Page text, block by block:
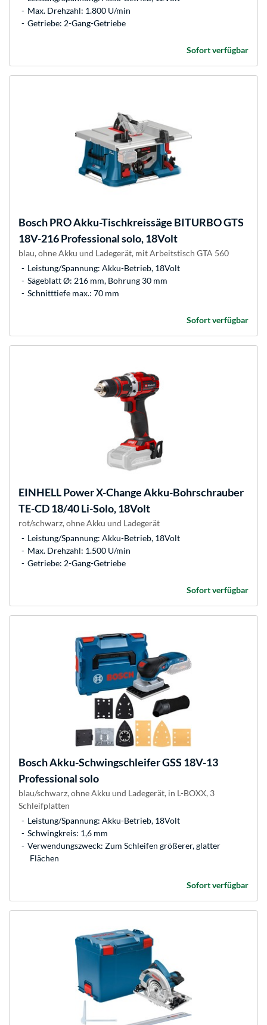
Max. Drehzahl: 1.800 U/min
Getriebe: 2-Gang-Getriebe
Sofort verfügbar
BoschPRO Akku-Tischkreissäge BITURBO GTS
18V-216 Professional solo, 18Volt
blau, ohne Akku und Ladegerät, mit Arbeitstisch GTA 560
Leistung/Spannung: Akku-Betrieb, 18Volt
Sägeblatt Ø: 216 mm, Bohrung 30 mm
Schnitttiefe max.: 70 mm
Sofort verfügbar
EINHELLPower X-Change Akku-Bohrschrauber
TE-CD 18/40 Li-Solo, 18Volt
rot/schwarz, ohne Akku und Ladegerät
Leistung/Spannung: Akku-Betrieb, 18Volt
Max. Drehzahl: 1.500 U/min
Getriebe: 2-Gang-Getriebe
Sofort verfügbar
BoschAkku-Schwingschleifer GSS 18V-13
Professional solo
blau/schwarz, ohne Akku und Ladegerät, in L-BOXX, 3
Schleifplatten
Leistung/Spannung: Akku-Betrieb, 18Volt
Schwingkreis: 1,6 mm
Verwendungszweck: Zum Schleifen größerer, glatter
Flächen
Sofort verfügbar